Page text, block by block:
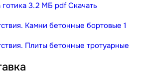
3.2 МБ pdf Скачать
Камни бетонные бортовые 1
Плиты бетонные тротуарные